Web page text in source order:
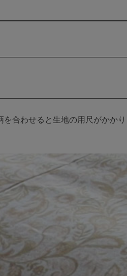
合わせると生地の用尺がかか